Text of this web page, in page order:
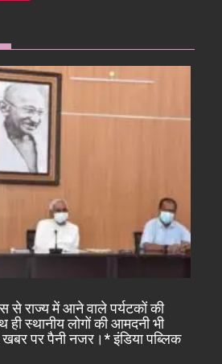
से राज्य में आने वाले पर्यटकों की
ही स्थानीय लोगों की आमदनी भी
खबर पर पैनी नजर।* इंडिया पब्लिक